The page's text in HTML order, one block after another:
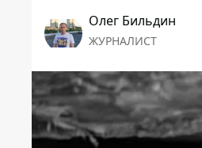
Олег Бильдин
ЖУРНАЛИСТ